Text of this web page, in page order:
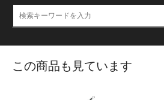
この商品も見ています